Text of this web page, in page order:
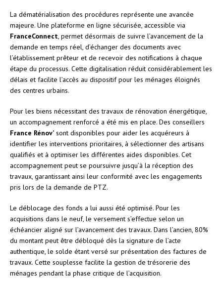
La dématérialisation des procédures représente une avancée
majeure. Une plateforme en ligne sécurisée, accessible via
FranceConnect , permet désormais de suivre l’avancement de la
demande en temps réel, d’échanger des documents avec
l’établissement prêteur et de recevoir des notifications à chaque
étape du processus. Cette digitalisation réduit considérablement les
délais et facilite l’accès au dispositif pour les ménages éloignés
des centres urbains.
Pour les biens nécessitant des travaux de rénovation énergétique,
un accompagnement renforcé a été mis en place. Des conseillers
France Rénov’ sont disponibles pour aider les acquéreurs à
identifier les interventions prioritaires, à sélectionner des artisans
qualifiés et à optimiser les différentes aides disponibles. Cet
accompagnement peut se poursuivre jusqu’à la réception des
travaux, garantissant ainsi leur conformité avec les engagements
pris lors de la demande de PTZ.
Le déblocage des fonds a lui aussi été optimisé. Pour les
acquisitions dans le neuf, le versement s’effectue selon un
échéancier aligné sur l’avancement des travaux. Dans l’ancien, 80%
du montant peut être débloqué dès la signature de l’acte
authentique, le solde étant versé sur présentation des factures de
travaux. Cette souplesse facilite la gestion de trésorerie des
ménages pendant la phase critique de l’acquisition.